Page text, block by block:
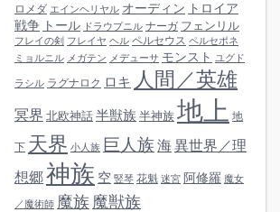
ロメダ エインヘリヤル オーディン トロイア
戦争 トール ドラウプニル ナーガ フェンリル
フレイの剣 フレイヤ ヘル ペルセウス ペルセポネ
ミョルニル メガテン メデューサ モンスト ユグド
ラシル ラグナロク ロキ 人間／英雄
冥界 北欧神話 半獣族 半神族 地上 地
下 天界 小人族 巨人族 海異世界／理
想郷神族 空 竪琴 花魁 迷宮 阿修羅 魔女
／魔術師 魔族 魔獣族